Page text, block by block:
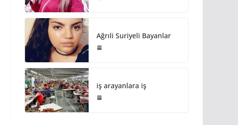
Ağrıli Suriyeli Bayanlar
iş arayanlara iş